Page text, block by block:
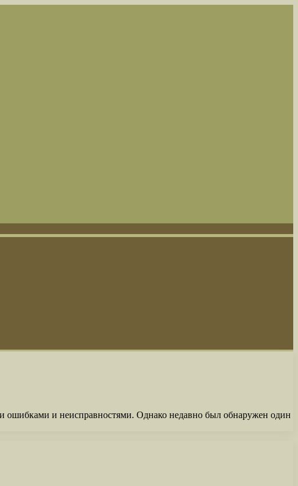
ошибками и неисправностями. Однако недавно был обнаружен один